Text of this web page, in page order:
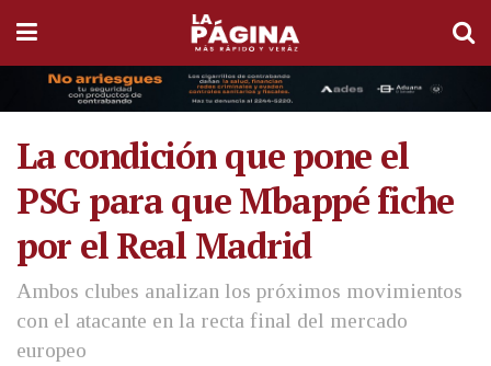
La condición que pone el
PSG para que Mbappé fiche
por el Real Madrid
Ambos clubes analizan los próximos movimientos
con el atacante en la recta final del mercado
europeo